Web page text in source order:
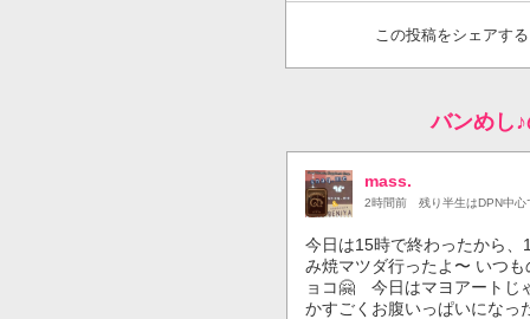
この投稿をシェアする
バンめし
mass.
2時間前 残り半生はDPN中心
今日は15時で終わったから
み焼マツダ行ったよ〜 いつ
ョコ🤗 今日はマヨアートじ
かすごくお腹いっぱいになっ